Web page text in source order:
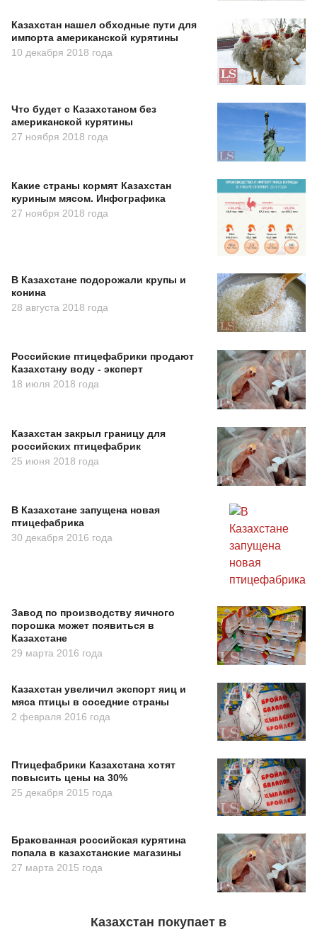
Казахстан нашел обходные пути для
импорта американской курятины
10 декабря 2018 года
Что будет с Казахстаном без
американской курятины
27 ноября 2018 года
Какие страны кормят Казахстан
куриным мясом. Инфографика
27 ноября 2018 года
В Казахстане подорожали крупы и
конина
28 августа 2018 года
Российские птицефабрики продают
Казахстану воду - эксперт
18 июля 2018 года
Казахстан закрыл границу для
российских птицефабрик
25 июня 2018 года
В Казахстане запущена новая
птицефабрика
30 декабря 2016 года
Завод по производству яичного
порошка может появиться в
Казахстане
29 марта 2016 года
Казахстан увеличил экспорт яиц и
мяса птицы в соседние страны
2 февраля 2016 года
Птицефабрики Казахстана хотят
повысить цены на 30%
25 декабря 2015 года
Бракованная российская курятина
попала в казахстанские магазины
27 марта 2015 года
Казахстан покупает в